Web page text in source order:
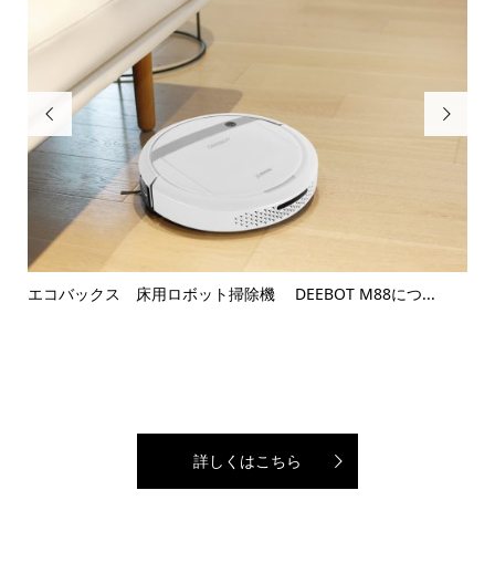

エコバックス 床用ロボット掃除機 DEEBOT M88につ...

詳しくはこちら